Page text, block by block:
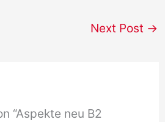
Next Post →
“Aspekte neu B2